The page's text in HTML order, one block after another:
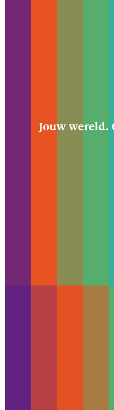
Jouw wereld.